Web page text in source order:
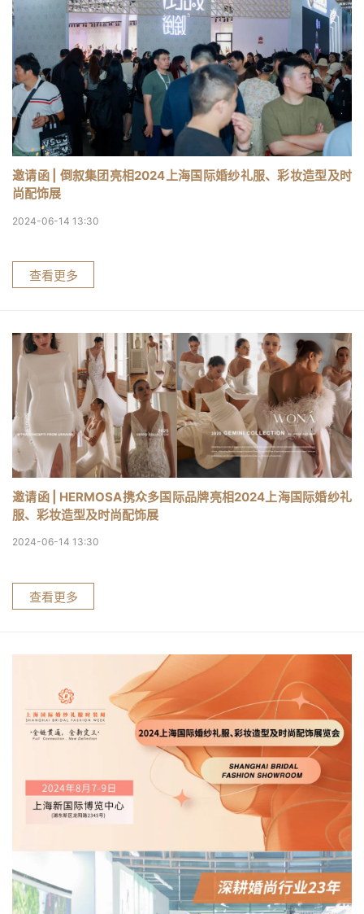
邀请函 | 倒叙集团亮相2024上海国际婚纱礼服、彩妆造型及时
尚配饰展
2024-06-14 13:30
查看更多
邀请函 | HERMOSA携众多国际品牌亮相2024上海国际婚纱礼
服、彩妆造型及时尚配饰展
2024-06-14 13:30
查看更多